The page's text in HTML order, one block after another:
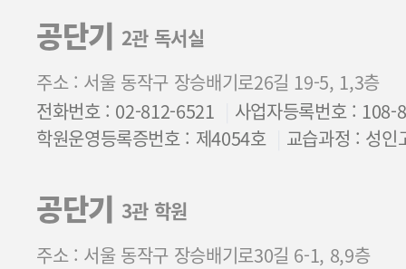
공단기 2관 독서실
주소 : 서울 동작구 장승배기로26길 19-5, 1,3층
전화번호 : 02-812-6521
사업자등록번호 : 108-
학원운영등록증번호 : 제4054호
교습과정 : 성인
공단기 3관 학원
주소 : 서울 동작구 장승배기로30길 6-1, 8,9층